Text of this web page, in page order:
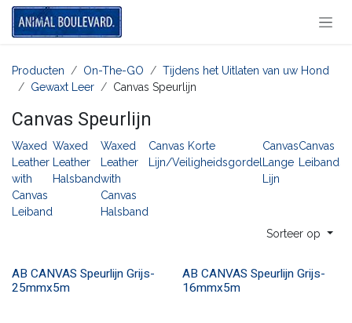
Overslaan naar inhoud
Producten On-The-GO
Tijdens het Uitlaten van uw Hond
Gewaxt Leer
Canvas Speurlijn
Canvas Speurlijn
Waxed
Leather
with
Canvas
Leiband
Waxed
Leather
Halsband
Waxed
Leather
with
Canvas
Halsband
Canvas Korte
Lijn/Veiligheidsgordel
Canvas
Lange
Lijn
Canvas
Leiband
Sorteer op
AB CANVAS Speurlijn Grijs-
25mmx5m
AB CANVAS Speurlijn Grijs-
16mmx5m